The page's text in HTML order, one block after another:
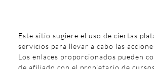
Este sitio sugiere el uso de ciertas
servicios para llevar a cabo las
Los enlaces proporcionados pueden
de afiliado con el propietario de